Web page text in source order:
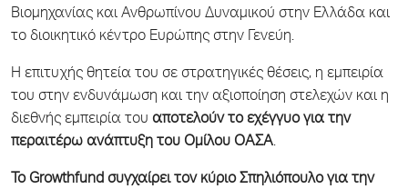
Βιομηχανίας και Ανθρωπίνου Δυναμικού στην Ελλάδα και
το διοικητικό κέντρο Ευρώπης στην Γενεύη.
Η επιτυχής θητεία του σε στρατηγικές θέσεις, η εμπειρία
του στην ενδυνάμωση και την αξιοποίηση στελεχών και η
διεθνής εμπειρία του αποτελούν το εχέγγυο για την
περαιτέρω ανάπτυξη του Ομίλου ΟΑΣΑ.
Το Growthfund συγχαίρει τον κύριο Σπηλιόπουλο για την